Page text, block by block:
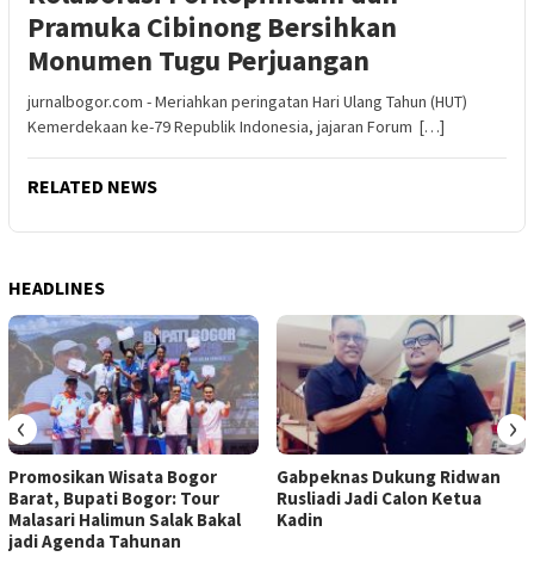
Pramuka Cibinong Bersihkan
Monumen Tugu Perjuangan
jurnalbogor.com - Meriahkan peringatan Hari Ulang Tahun (HUT)
Kemerdekaan ke-79 Republik Indonesia, jajaran Forum […]
RELATED NEWS
HEADLINES
Promosikan Wisata Bogor
Barat, Bupati Bogor: Tour
Malasari Halimun Salak Bakal
jadi Agenda Tahunan
Gabpeknas Dukung Ridwan
Rusliadi Jadi Calon Ketua
Kadin
‹ ›